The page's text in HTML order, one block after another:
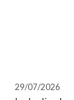
29/07/2026